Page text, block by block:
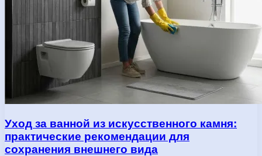
Уход за ванной из искусственного камня:
практические рекомендации для
сохранения внешнего вида